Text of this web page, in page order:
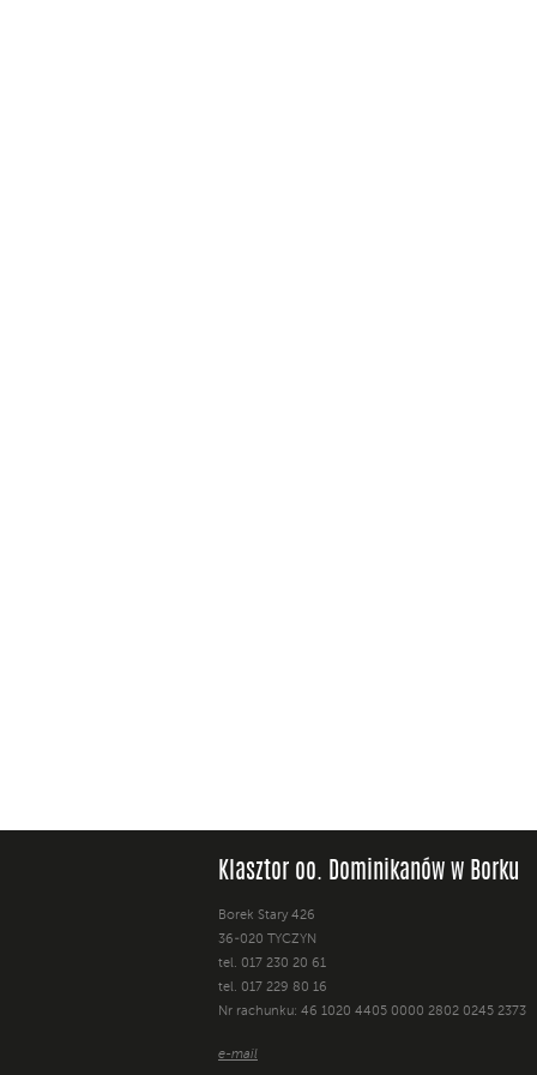
Klasztor oo. Dominikanów w Borku
Borek Stary 426
36-020 TYCZYN
tel. 017 230 20 61
tel. 017 229 80 16
Nr rachunku: 46 1020 4405 0000 2802 0245 2373
e-mail